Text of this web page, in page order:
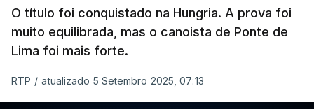
O título foi conquistado na Hungria. A prova foi
muito equilibrada, mas o canoista de Ponte de
Lima foi mais forte.
RTP / atualizado 5 Setembro 2025, 07:13